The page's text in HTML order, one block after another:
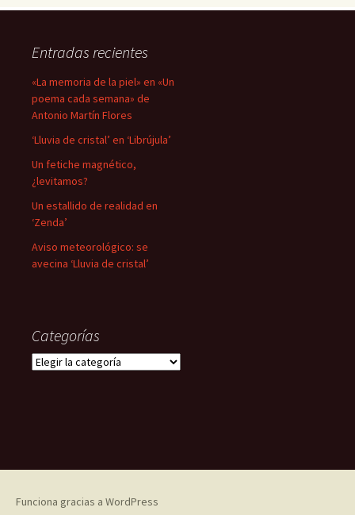
Entradas recientes
«La memoria de la piel» en «Un
poema cada semana» de
Antonio Martín Flores
‘Lluvia de cristal’ en ‘Librújula’
Un fetiche magnético,
¿levitamos?
Un estallido de realidad en
‘Zenda’
Aviso meteorológico: se
avecina ‘Lluvia de cristal’
Categorías
Categorías
Funciona gracias a WordPress